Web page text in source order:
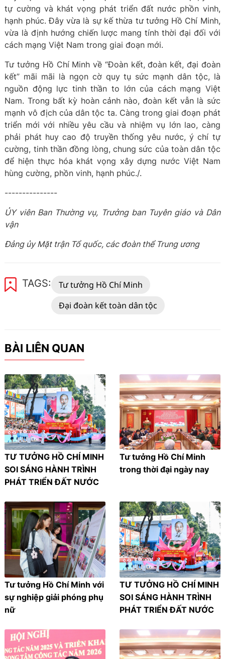
tự cường và khát vọng phát triển đất nước phồn vinh,
hạnh phúc. Đây vừa là sự kế thừa tư tưởng Hồ Chí Minh,
vừa là định hướng chiến lược mang tính thời đại đối với
cách mạng Việt Nam trong giai đoạn mới.
Tư tưởng Hồ Chí Minh về “Đoàn kết, đoàn kết, đại đoàn
kết” mãi mãi là ngọn cờ quy tụ sức mạnh dân tộc, là
nguồn động lực tinh thần to lớn của cách mạng Việt
Nam. Trong bất kỳ hoàn cảnh nào, đoàn kết vẫn là sức
mạnh vô địch của dân tộc ta. Càng trong giai đoạn phát
triển mới với nhiều yêu cầu và nhiệm vụ lớn lao, càng
phải phát huy cao độ truyền thống yêu nước, ý chí tự
cường, tinh thần đồng lòng, chung sức của toàn dân tộc
để hiện thực hóa khát vọng xây dựng nước Việt Nam
hùng cường, phồn vinh, hạnh phúc./.
---------------
ỦY viên Ban Thường vụ, Trưởng ban Tuyên giáo và Dân
vận
Đảng ủy Mặt trận Tổ quốc, các đoàn thể Trung ương
TAGS:
Tư tưởng Hồ Chí Minh
Đại đoàn kết toàn dân tộc
BÀI LIÊN QUAN
TƯ TƯỞNG HỒ CHÍ MINH
SOI SÁNG HÀNH TRÌNH
PHÁT TRIỂN ĐẤT NƯỚC
Tư tưởng Hồ Chí Minh
trong thời đại ngày nay
Tư tưởng Hồ Chí Minh với
sự nghiệp giải phóng phụ
nữ
TƯ TƯỞNG HỒ CHÍ MINH
SOI SÁNG HÀNH TRÌNH
PHÁT TRIỂN ĐẤT NƯỚC